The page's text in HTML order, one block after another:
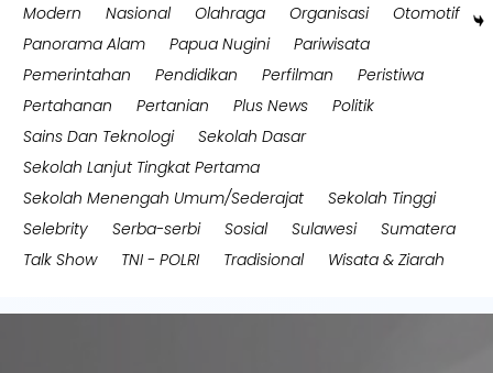
Modern
Nasional Olahraga Organisasi
Otomotif
Panorama Alam
Papua Nugini
Pariwisata
Pemerintahan
Pendidikan Perfilman
Peristiwa
Pertahanan
Pertanian Plus News
Politik
Sains Dan Teknologi
Sekolah Dasar
Sekolah Lanjut Tingkat Pertama
Sekolah Menengah Umum/Sederajat
Sekolah Tinggi
Selebrity
Serba-serbi Sosial Sulawesi
Sumatera
Talk Show
TNI - POLRI Tradisional Wisata & Ziarah